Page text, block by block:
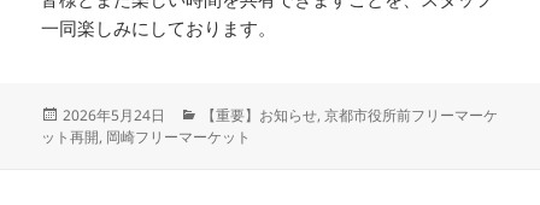
一同楽しみにしております。
投
稿
2026年5月24日
カ
テ
【重要】お知らせ,京都市役所前フリーマーケ
ット再開, 岡崎フリーマーケット